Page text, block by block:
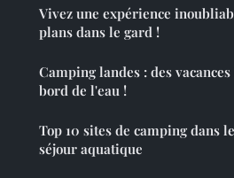
Vivez une expérience
plans dans le gard !
Camping landes : des
bord de l'eau !
Top 10 sites de camping dans
séjour aquatique